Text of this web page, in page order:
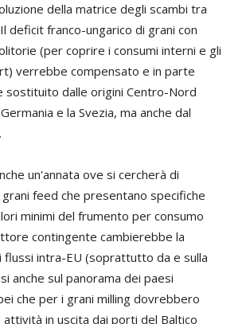
della matrice degli scambi tra
deficit franco-ungarico di grani con
(per coprire i consumi interni e gli
verrebbe compensato e in parte
sostituito dalle origini Centro-Nord
e la Svezia, ma anche dal
un'annata ove si cercherà di
feed che presentano specifiche
minimi del frumento per consumo
contingente cambierebbe la
flussi intra-EU (soprattutto da e sulla
anche sul panorama dei paesi
che per i grani milling dovrebbero
in uscita dai porti del Baltico